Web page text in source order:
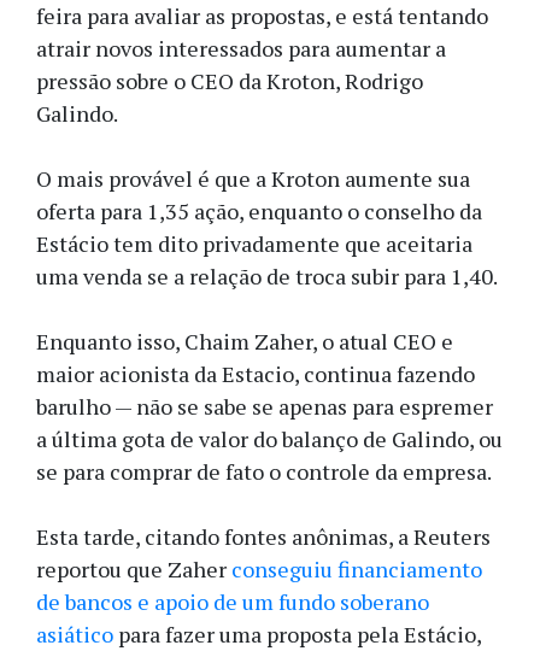
feira para avaliar as propostas, e está tentando
atrair novos interessados para aumentar a
pressão sobre o CEO da Kroton, Rodrigo
Galindo.
O mais provável é que a Kroton aumente sua
oferta para 1,35 ação, enquanto o conselho da
Estácio tem dito privadamente que aceitaria
uma venda se a relação de troca subir para 1,40.
Enquanto isso, Chaim Zaher, o atual CEO e
maior acionista da Estacio, continua fazendo
barulho — não se sabe se apenas para espremer
a última gota de valor do balanço de Galindo, ou
se para comprar de fato o controle da empresa.
Esta tarde, citando fontes anônimas, a Reuters
reportou que Zaher conseguiu financiamento
de bancos e apoio de um fundo soberano
asiático para fazer uma proposta pela Estácio,